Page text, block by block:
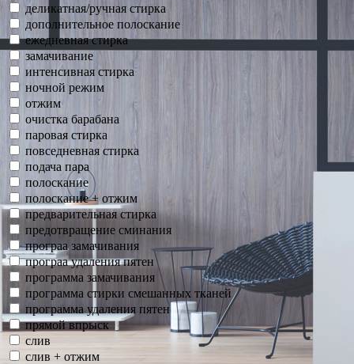
деликатная/ручная стирка
дополнительное полоскание
ежедневная стирка
замачивание
интенсивная стирка
ночной режим
отжим
очистка барабана
паровая стирка
повседневная стирка
подача пара
полоскание
полоскание + отжим
предварительная стирка
предотвращение сминания
програа замачивания
програа удаления пятен
программа замачивания
программа стирки смешанных тканей
программа удаления пятен
прямой впрыск
слив
слив + отжим